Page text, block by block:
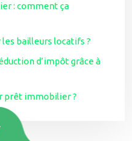
: comment ça
bailleurs locatifs ?
d’impôt grâce à
prêt immobilier ?